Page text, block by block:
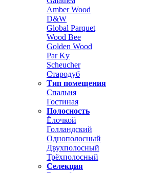
Amber Wood
D&W
Global Parquet
Wood Bee
Golden Wood
Par Ky
Scheucher
Стародуб
Тип помещения
Спальня
Гостиная
Полосность
Ёлочкой
Голландский
Однополосный
Двухполосный
Трёхполосный
Селекция